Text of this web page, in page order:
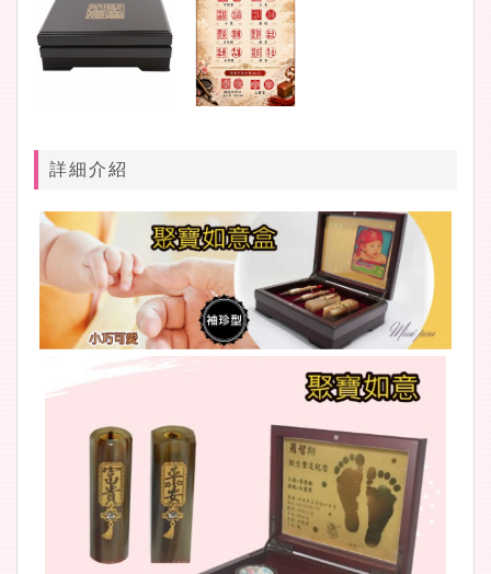
詳細介紹